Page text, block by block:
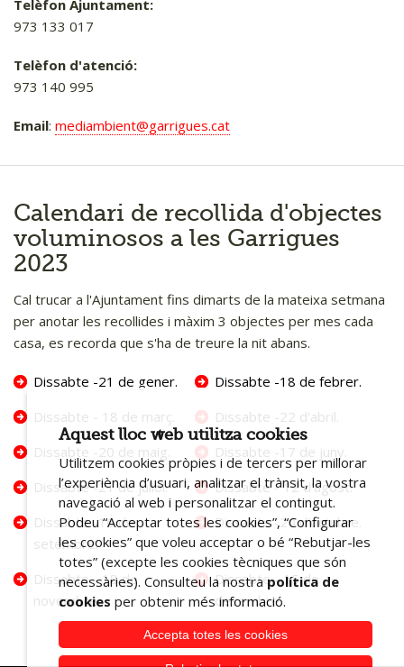
Centre de dia
Gestió de l'aigua
Tràmits
Promoció econòmica
Portal transparència
Telèfon Ajuntament:
973 133 017
Telèfon d'atenció:
973 140 995
Email: mediambient@garrigues.cat
Calendari de recollida d'objectes
voluminosos a les Garrigues
2023
Cal trucar a l'Ajuntament fins dimarts de la mateixa setmana
per anotar les recollides i màxim 3 objectes per mes cada
casa, es recorda que s'ha de treure la nit abans.
Dissabte -21 de gener.
Dissabte -18 de febrer.
Dissabte - 18 de març.
Dissabte -22 d'abril.
Dissabte -20 de maig.
Dissabte -17 de juny.
Dissabte -21 de juliol.
Dissabte - 12 d'agost.
Dissabte -16 de
setembre.
Dissabte -20 d'octubre.
Dissabte - 18 de
novembre.
Dissabte - 15 de
desembre.
Aquest lloc web utilitza cookies
Utilitzem cookies pròpies i de tercers per millorar
l’experiència d’usuari, analitzar el trànsit, la vostra
navegació al web i personalitzar el contingut.
Podeu “Acceptar totes les cookies”, “Configurar
les cookies” que voleu acceptar o bé “Rebutjar-les
totes” (excepte les cookies tècniques que són
necessàries). Consulteu la nostrapolítica de
cookies per obtenir més informació.
Accepta totes les cookies